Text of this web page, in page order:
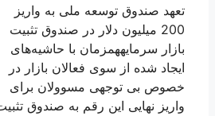
تعهد صندوق توسعه ملی به واریز
200 میلیون دلار در صندوق تثبیت
بازار سرمایههمزمان با حاشیه‌های
ایجاد شده از سوی فعالان بازار در
خصوص بی توجهی مسوولان برای
واریز نهایی این رقم به صندوق تثبیت